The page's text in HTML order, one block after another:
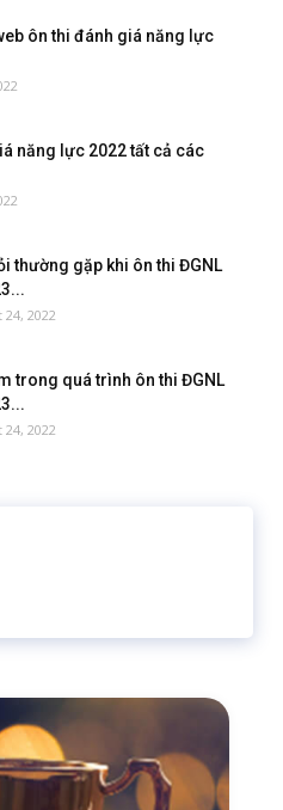
ôn thi đánh giá năng lực
năng lực 2022 tất cả các
thường gặp khi ôn thi ĐGNL
2022
trong quá trình ôn thi ĐGNL
2022